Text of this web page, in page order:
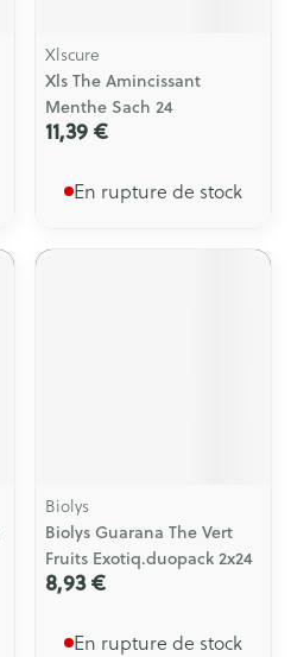
Xlscure
Xls The Amincissant
Menthe Sach 24
11,39 €
En rupture de stock
Biolys
Biolys Guarana The Vert
Fruits Exotiq.duopack 2x24
8,93 €
En rupture de stock